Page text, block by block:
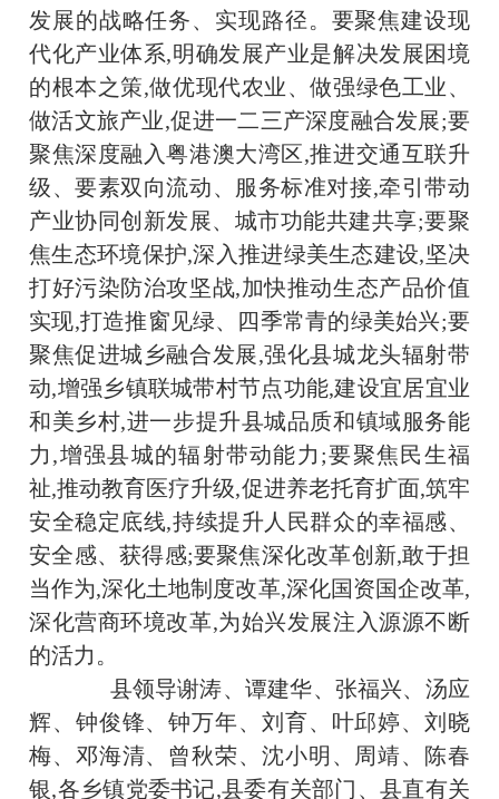
发展的战略任务、实现路径。要聚焦建设现
代化产业体系,明确发展产业是解决发展困境
的根本之策,做优现代农业、做强绿色工业、
做活文旅产业,促进一二三产深度融合发展;要
聚焦深度融入粤港澳大湾区,推进交通互联升
级、要素双向流动、服务标准对接,牵引带动
产业协同创新发展、城市功能共建共享;要聚
焦生态环境保护,深入推进绿美生态建设,坚决
打好污染防治攻坚战,加快推动生态产品价值
实现,打造推窗见绿、四季常青的绿美始兴;要
聚焦促进城乡融合发展,强化县城龙头辐射带
动,增强乡镇联城带村节点功能,建设宜居宜业
和美乡村,进一步提升县城品质和镇域服务能
力,增强县城的辐射带动能力;要聚焦民生福
祉,推动教育医疗升级,促进养老托育扩面,筑牢
安全稳定底线,持续提升人民群众的幸福感、
安全感、获得感;要聚焦深化改革创新,敢于担
当作为,深化土地制度改革,深化国资国企改革,
深化营商环境改革,为始兴发展注入源源不断
的活力。
县领导谢涛、谭建华、张福兴、汤应
辉、钟俊锋、钟万年、刘育、叶邱婷、刘晓
梅、邓海清、曾秋荣、沈小明、周靖、陈春
银,各乡镇党委书记,县委有关部门、县直有关